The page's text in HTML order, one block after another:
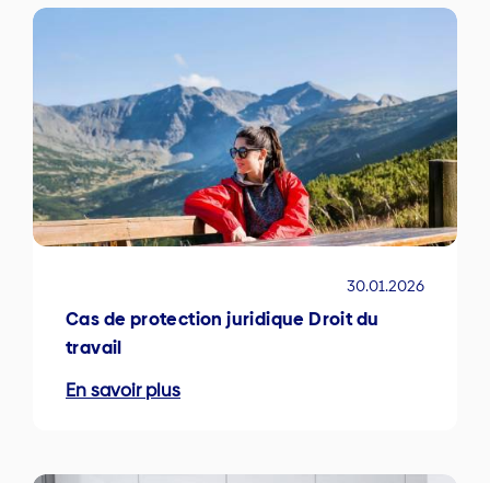
30.01.2026
Cas de protection juridique Droit du
travail
En savoir plus